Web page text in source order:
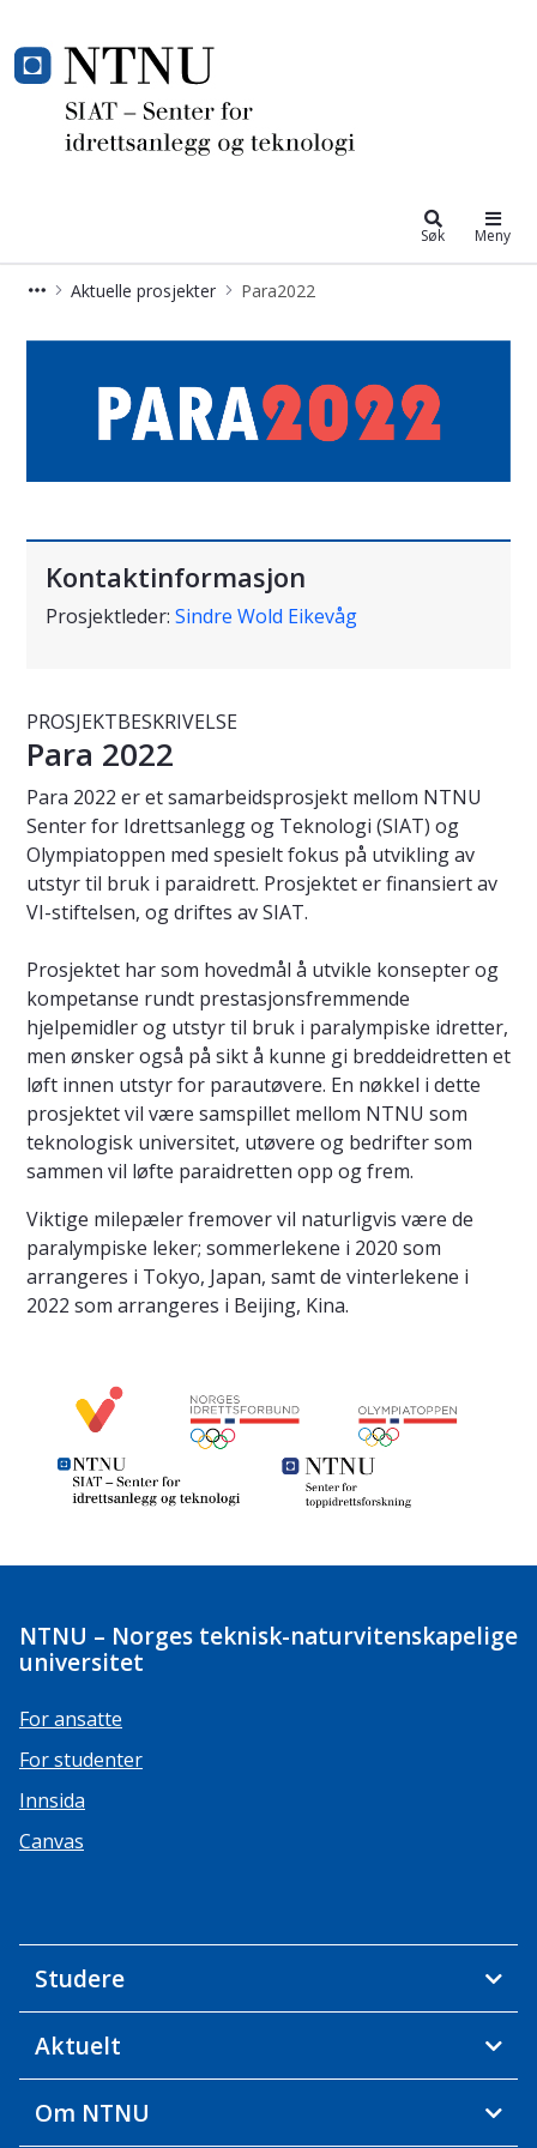
Senter for idrettsanlegg og
Søk Meny
Aktuelle prosjekter Para2022
siat - para2022
Kontaktinformasjon
Prosjektleder: Sindre Wold Eikevåg
PROSJEKTBESKRIVELSE
Para 2022
Para 2022 er et samarbeidsprosjekt mellom NTNU
Senter for Idrettsanlegg og Teknologi (SIAT) og
Olympiatoppen med spesielt fokus på utvikling av
utstyr til bruk i paraidrett. Prosjektet er finansiert av
VI-stiftelsen, og driftes av SIAT.
Prosjektet har som hovedmål å utvikle konsepter og
kompetanse rundt prestasjonsfremmende
hjelpemidler og utstyr til bruk i paralympiske idretter,
men ønsker også på sikt å kunne gi breddeidretten et
løft innen utstyr for parautøvere. En nøkkel i dette
prosjektet vil være samspillet mellom NTNU som
teknologisk universitet, utøvere og bedrifter som
sammen vil løfte paraidretten opp og frem.
Viktige milepæler fremover vil naturligvis være de
paralympiske leker; sommerlekene i 2020 som
arrangeres i Tokyo, Japan, samt de vinterlekene i
2022 som arrangeres i Beijing, Kina.
NTNU – Norges teknisk-naturvitenskapelige
universitet
For ansatte
For studenter
Innsida
Canvas
Studere
Aktuelt
Om NTNU